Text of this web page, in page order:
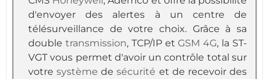
d'envoyer des alertes à un centre de
télésurveillance de votre choix. Grâce à sa
double transmission, TCP/IP et GSM 4G, la ST-
VGT vous permet d'avoir un contrôle total sur
votresystème desécurité et de recevoir des